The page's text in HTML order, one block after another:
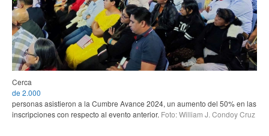
Cerca
de 2.000
personas asistieron a la Cumbre Avance 2024, un aumento del 50% en las
inscripciones con respecto al evento anterior. Foto: William J. Condoy Cruz